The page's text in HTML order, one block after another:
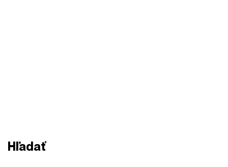
Hľadať